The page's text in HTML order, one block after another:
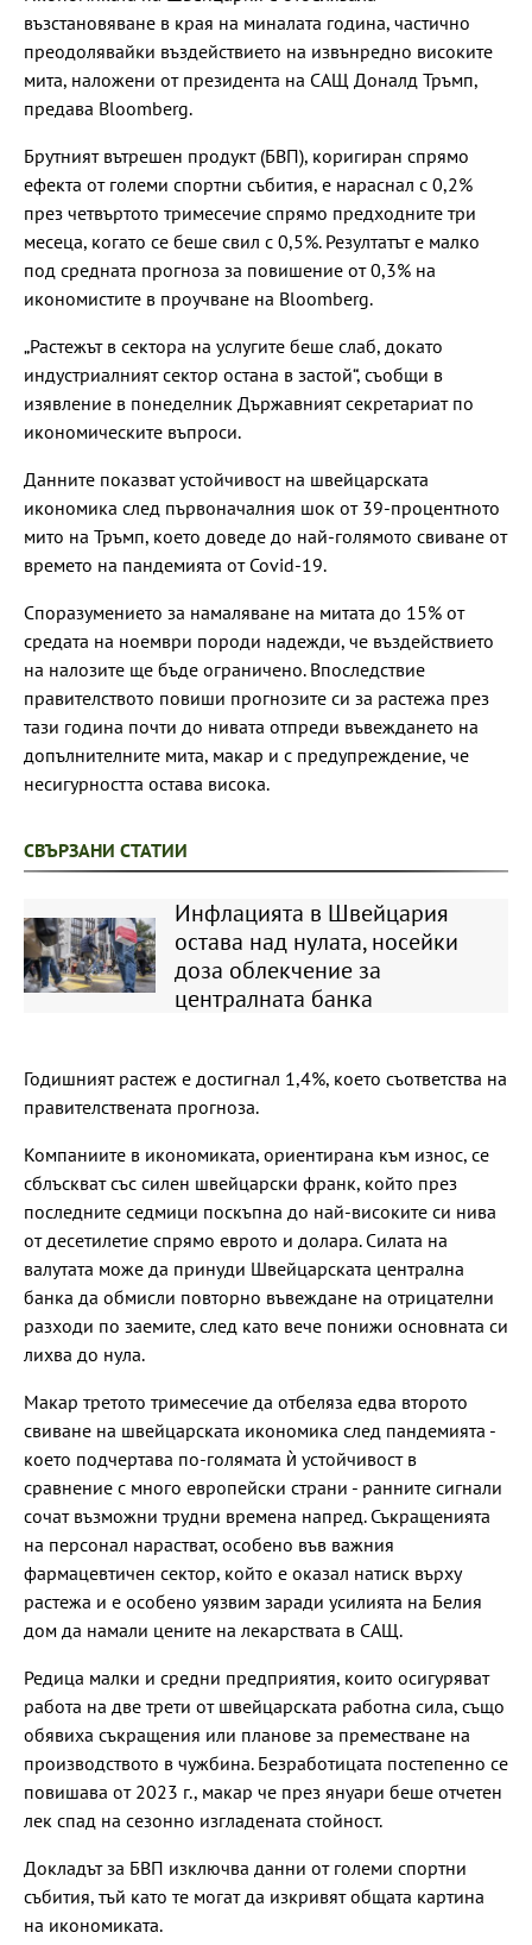
възстановяване в края на миналата година, частично
преодолявайки въздействието на извънредно високите
мита, наложени от президента на САЩ Доналд Тръмп,
предава Bloomberg.
Брутният вътрешен продукт (БВП), коригиран спрямо
ефекта от големи спортни събития, е нараснал с 0,2%
през четвъртото тримесечие спрямо предходните три
месеца, когато се беше свил с 0,5%. Резултатът е малко
под средната прогноза за повишение от 0,3% на
икономистите в проучване на Bloomberg.
„Растежът в сектора на услугите беше слаб, докато
индустриалният сектор остана в застой“, съобщи в
изявление в понеделник Държавният секретариат по
икономическите въпроси.
Данните показват устойчивост на швейцарската
икономика след първоначалния шок от 39-процентното
мито на Тръмп, което доведе до най-голямото свиване от
времето на пандемията от Covid-19.
Споразумението за намаляване на митата до 15% от
средата на ноември породи надежди, че въздействието
на налозите ще бъде ограничено. Впоследствие
правителството повиши прогнозите си за растежа през
тази година почти до нивата отпреди въвеждането на
допълнителните мита, макар и с предупреждение, че
несигурността остава висока.
СВЪРЗАНИ СТАТИИ
Инфлацията в Швейцария
остава над нулата, носейки
доза облекчение за
централната банка
Годишният растеж е достигнал 1,4%, което съответства на
правителствената прогноза.
Компаниите в икономиката, ориентирана към износ, се
сблъскват със силен швейцарски франк, който през
последните седмици поскъпна до най-високите си нива
от десетилетие спрямо еврото и долара. Силата на
валутата може да принуди Швейцарската централна
банка да обмисли повторно въвеждане на отрицателни
разходи по заемите, след като вече понижи основната си
лихва до нула.
Макар третото тримесечие да отбеляза едва второто
свиване на швейцарската икономика след пандемията -
което подчертава по-голямата ѝ устойчивост в
сравнение с много европейски страни - ранните сигнали
сочат възможни трудни времена напред. Съкращенията
на персонал нарастват, особено във важния
фармацевтичен сектор, който е оказал натиск върху
растежа и е особено уязвим заради усилията на Белия
дом да намали цените на лекарствата в САЩ.
Редица малки и средни предприятия, които осигуряват
работа на две трети от швейцарската работна сила, също
обявиха съкращения или планове за преместване на
производството в чужбина. Безработицата постепенно се
повишава от 2023 г., макар че през януари беше отчетен
лек спад на сезонно изгладената стойност.
Докладът за БВП изключва данни от големи спортни
събития, тъй като те могат да изкривят общата картина
на икономиката.